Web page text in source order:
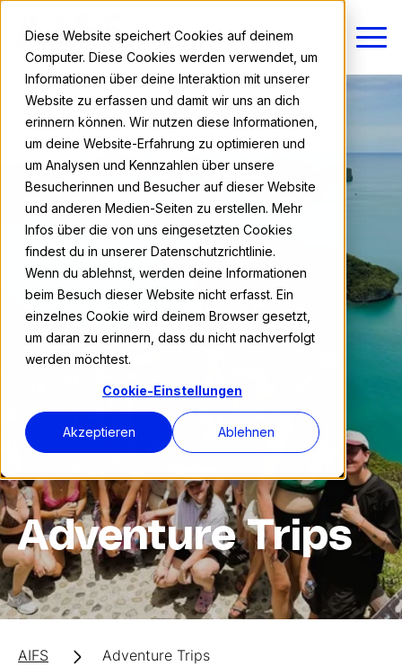
Diese Website speichert Cookies auf deinem
Computer. Diese Cookies werden verwendet, um
Informationen über deine Interaktion mit unserer
Website zu erfassen und damit wir uns an dich
erinnern können. Wir nutzen diese Informationen,
um deine Website-Erfahrung zu optimieren und
um Analysen und Kennzahlen über unsere
Besucherinnen und Besucher auf dieser Website
und anderen Medien-Seiten zu erstellen. Mehr
Infos über die von uns eingesetzten Cookies
findest du in unserer Datenschutzrichtlinie.
Wenn du ablehnst, werden deine Informationen
beim Besuch dieser Website nicht erfasst. Ein
einzelnes Cookie wird deinem Browser gesetzt,
um daran zu erinnern, dass du nicht nachverfolgt
werden möchtest.
Cookie-Einstellungen
Akzeptieren Ablehnen
Adventure Trips
AIFS Adventure Trips